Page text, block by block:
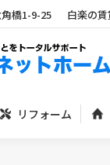
橋1-9-25 白楽の
リフォーム
リフォーム